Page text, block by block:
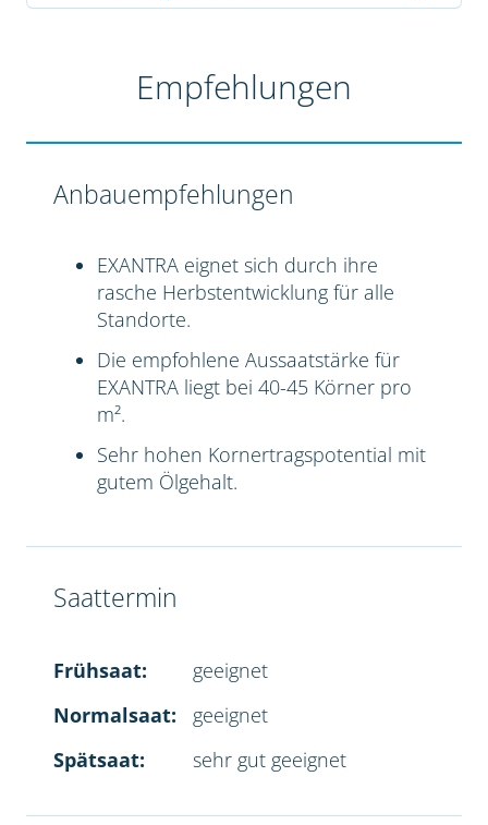
Empfehlungen
Anbauempfehlungen
EXANTRA eignet sich durch ihre
rasche Herbstentwicklung für alle
Standorte.
Die empfohlene Aussaatstärke für
EXANTRA liegt bei 40-45 Körner pro
m².
Sehr hohen Kornertragspotential mit
gutem Ölgehalt.
Saattermin
Frühsaat:
geeignet
Normalsaat:
geeignet
Spätsaat:
sehr gut geeignet